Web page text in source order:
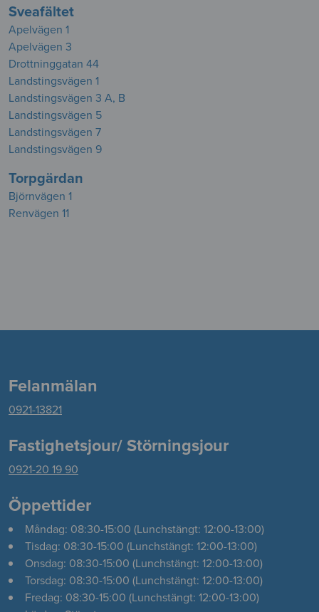
Sveafältet
Apelvägen 1
Apelvägen 3
Drottninggatan 44
Landstingsvägen 1
Landstingsvägen 3 A, B
Landstingsvägen 5
Landstingsvägen 7
Landstingsvägen 9
Torpgärdan
Björnvägen 1
Renvägen 11
Felanmälan
0921-13821
Fastighetsjour/ Störningsjour
0921-20 19 90
Öppettider
Måndag: 08:30-15:00 (Lunchstängt: 12:00-13:00)
Tisdag: 08:30-15:00 (Lunchstängt: 12:00-13:00)
Onsdag: 08:30-15:00 (Lunchstängt: 12:00-13:00)
Torsdag: 08:30-15:00 (Lunchstängt: 12:00-13:00)
Fredag: 08:30-15:00 (Lunchstängt: 12:00-13:00)